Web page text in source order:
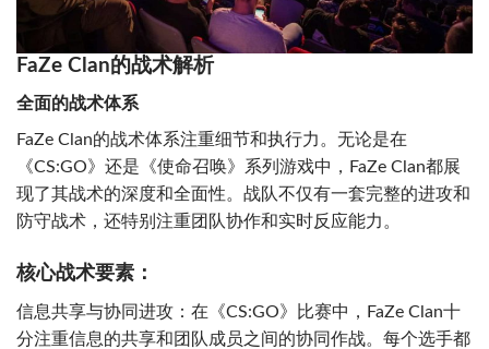
FaZe Clan的战术解析
全面的战术体系
FaZe Clan的战术体系注重细节和执行力。无论是在
《CS:GO》还是《使命召唤》系列游戏中，FaZe Clan都展
现了其战术的深度和全面性。战队不仅有一套完整的进攻和
防守战术，还特别注重团队协作和实时反应能力。
核心战术要素：
信息共享与协同进攻：在《CS:GO》比赛中，FaZe Clan十
分注重信息的共享和团队成员之间的协同作战。每个选手都